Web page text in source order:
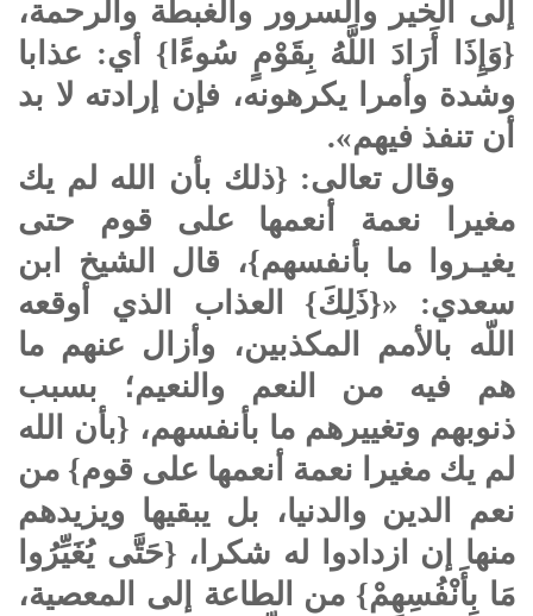
إلى الخير والسرور والغبطة والرحمة،
{وَإِذَا أَرَادَ اللَّهُ بِقَوْمٍ سُوءًا} أي: عذابا
وشدة وأمرا يكرهونه، فإن إرادته لا بد
أن تنفذ فيهم».
وقال تعالى: {ذلك بأن الله لم يك
مغيرا نعمة أنعمها على قوم حتى
يغيـروا ما بأنفسهم}، قال الشيخ ابن
سعدي: «{ذَلِكَ} العذاب الذي أوقعه
اللّه بالأمم المكذبين، وأزال عنهم ما
هم فيه من النعم والنعيم؛ بسبب
ذنوبهم وتغييرهم ما بأنفسهم، {بأن الله
لم يك مغيرا نعمة أنعمها على قوم} من
نعم الدين والدنيا، بل يبقيها ويزيدهم
منها إن ازدادوا له شكرا، {حَتَّى يُغَيِّرُوا
مَا بِأَنْفُسِهِمْ} من الطاعة إلى المعصية،